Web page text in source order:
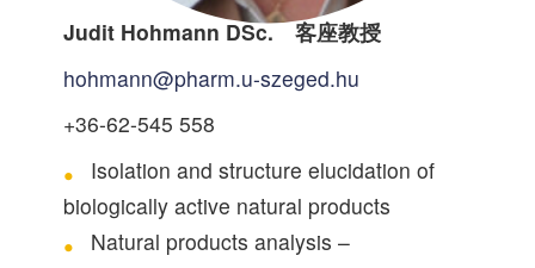
Judit Hohmann DSc. 客座教授
hohmann@pharm.u-szeged.hu
+36-62-545 558
Isolation and structure elucidation of
biologically active natural products
Natural products analysis –